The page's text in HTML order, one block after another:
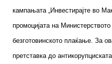
кампањата „Инвестирајте во
промоцијата на
безготовинското плаќање. За
претставка до